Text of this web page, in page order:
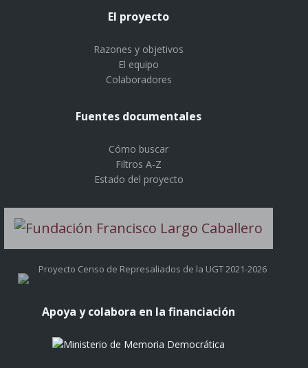
El proyecto
Razones y objetivos
El equipo
Colaboradores
Fuentes documentales
Cómo buscar
Filtros A-Z
Estado del proyecto
Proyecto Censo de Represaliados de la UGT 2021-2026
Apoya y colabora en la financiación